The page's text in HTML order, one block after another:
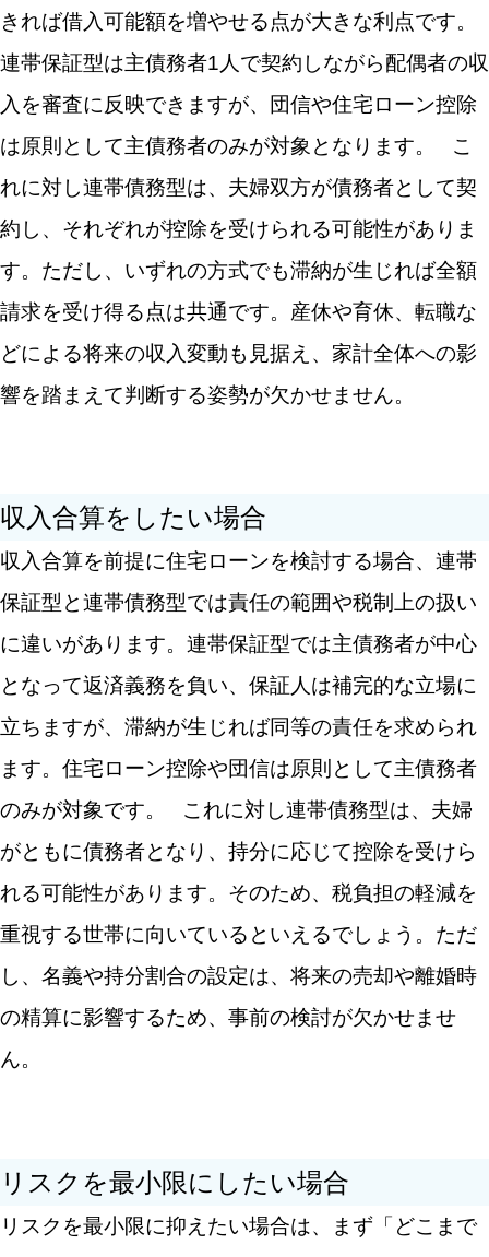
きれば借入可能額を増やせる点が大きな利点です。
連帯保証型は主債務者1人で契約しながら配偶者の収
入を審査に反映できますが、団信や住宅ローン控除
は原則として主債務者のみが対象となります。
こ
れに対し連帯債務型は、夫婦双方が債務者として契
約し、それぞれが控除を受けられる可能性がありま
す。ただし、いずれの方式でも滞納が生じれば全額
請求を受け得る点は共通です。産休や育休、転職な
どによる将来の収入変動も見据え、家計全体への影
響を踏まえて判断する姿勢が欠かせません。
収入合算をしたい場合
収入合算を前提に住宅ローンを検討する場合、連帯
保証型と連帯債務型では責任の範囲や税制上の扱い
に違いがあります。連帯保証型では主債務者が中心
となって返済義務を負い、保証人は補完的な立場に
立ちますが、滞納が生じれば同等の責任を求められ
ます。住宅ローン控除や団信は原則として主債務者
のみが対象です。
これに対し連帯債務型は、夫婦
がともに債務者となり、持分に応じて控除を受けら
れる可能性があります。そのため、税負担の軽減を
重視する世帯に向いているといえるでしょう。ただ
し、名義や持分割合の設定は、将来の売却や離婚時
の精算に影響するため、事前の検討が欠かせませ
ん。
リスクを最小限にしたい場合
リスクを最小限に抑えたい場合は、まず「どこまで